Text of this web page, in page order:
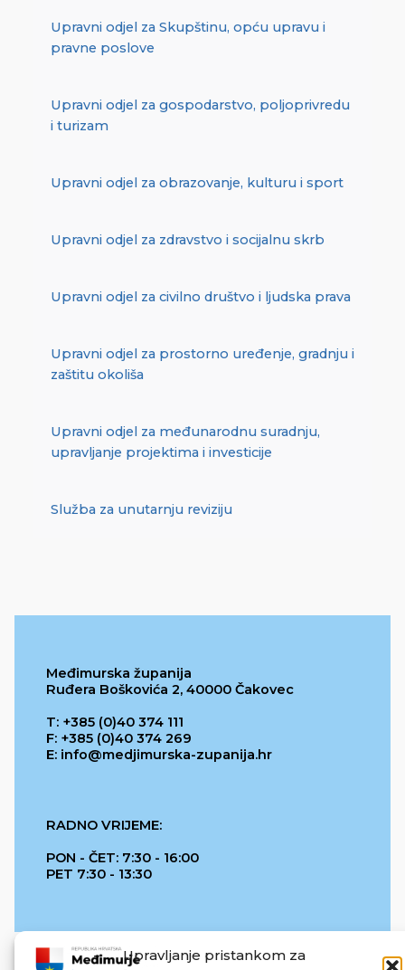
Upravljanje pristankom za
Upravni odjel za Skupštinu, opću upravu i
pravne poslove
Upravni odjel za gospodarstvo, poljoprivredu
i turizam
Upravni odjel za obrazovanje, kulturu i sport
Upravni odjel za zdravstvo i socijalnu skrb
Upravni odjel za civilno društvo i ljudska prava
Upravni odjel za prostorno uređenje, gradnju i
zaštitu okoliša
Upravni odjel za međunarodnu suradnju,
upravljanje projektima i investicije
Služba za unutarnju reviziju
Međimurska županija
Ruđera Boškovića 2, 40000 Čakovec
T: +385 (0)40 374 111
F: +385 (0)40 374 269
E: info@medjimurska-zupanija.hr
RADNO VRIJEME:
PON - ČET: 7:30 - 16:00
PET 7:30 - 13:30